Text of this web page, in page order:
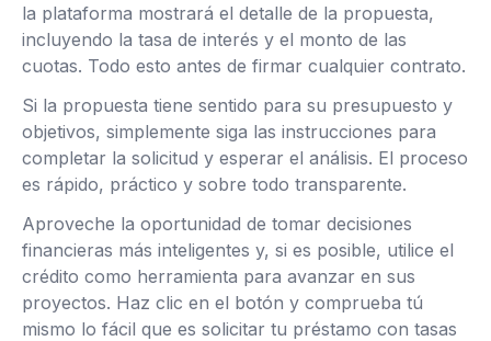
la plataforma mostrará el detalle de la propuesta,
incluyendo la tasa de interés y el monto de las
cuotas. Todo esto antes de firmar cualquier contrato.
Si la propuesta tiene sentido para su presupuesto y
objetivos, simplemente siga las instrucciones para
completar la solicitud y esperar el análisis. El proceso
es rápido, práctico y sobre todo transparente.
Aproveche la oportunidad de tomar decisiones
financieras más inteligentes y, si es posible, utilice el
crédito como herramienta para avanzar en sus
proyectos. Haz clic en el botón y comprueba tú
mismo lo fácil que es solicitar tu préstamo con tasas